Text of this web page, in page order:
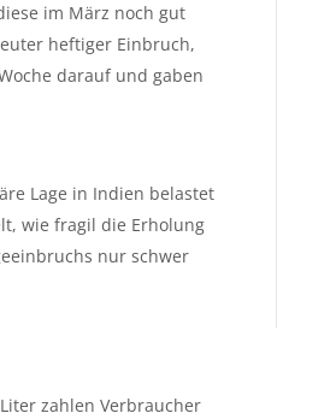
im März noch gut
heftiger Einbruch,
darauf und gaben
Lage in Indien belastet
wie fragil die Erholung
nur schwer
zahlen Verbraucher